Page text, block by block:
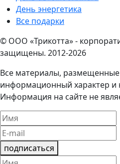
День энергетика
Все подарки
© ООО «Трикотта» -
защищены. 2012-2026
Все материалы, размещенные
информационный характер и
Информация на сайте не
подписаться